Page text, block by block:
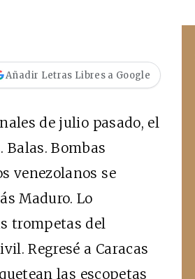
Añadir Letras Libres a Google
de julio pasado, el
Bombas
venezolanos se
Maduro. Lo
trompetas del
Regresé a Caracas
las escopetas
Cine desde los márgenes